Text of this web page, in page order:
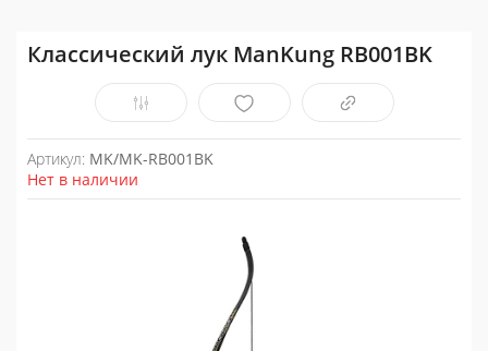
Классический лук ManKung RB001BK
Артикул: MK/MK-RB001BK
Нет в наличии